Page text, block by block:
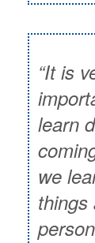
“It is
learn
we
things